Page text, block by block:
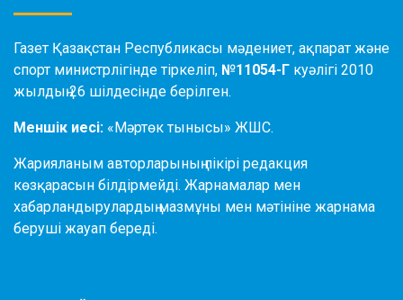
Газет Қазақстан Республикасы мәдениет, ақпарат және
спорт министрлігінде тіркеліп, №11054-Г куәлігі 2010
жылдың 26 шілдесінде берілген.
Меншік иесі: «Мәртөк тынысы» ЖШС.
Жарияланым авторларының пікірі редакция
көзқарасын білдірмейді. Жарнамалар мен
хабарландырулардың мазмұны мен мәтініне жарнама
беруші жауап береді.